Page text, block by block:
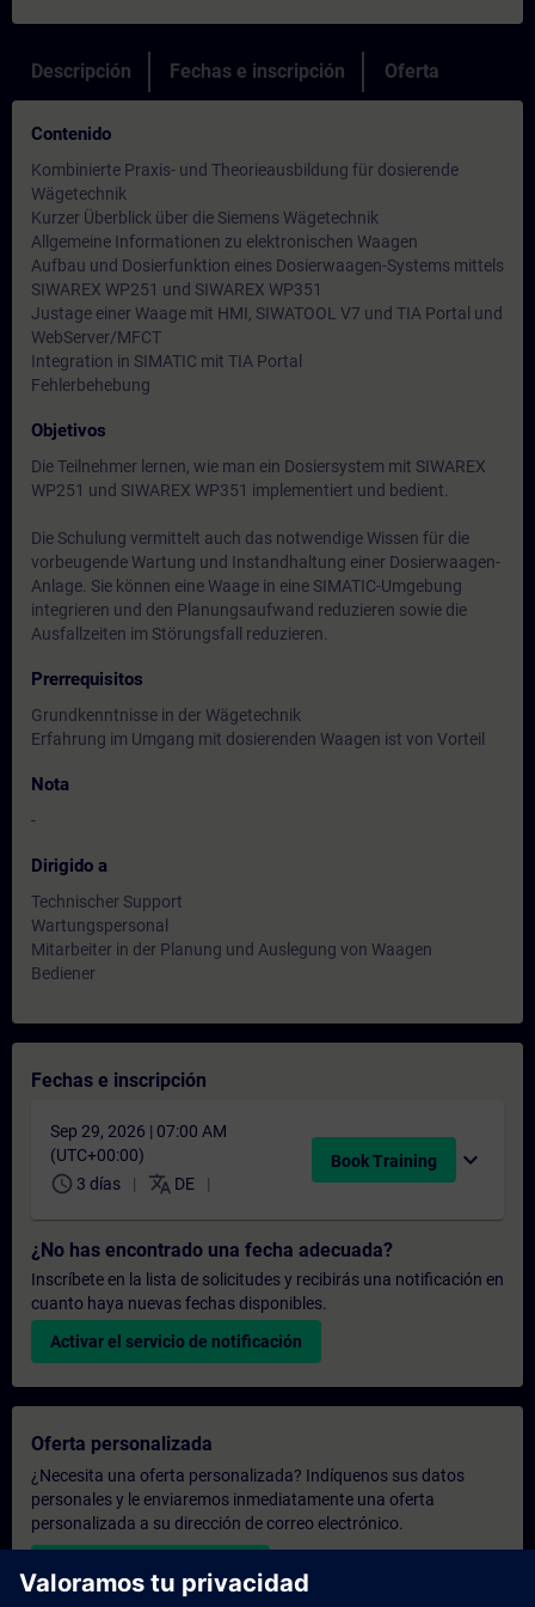
Descripción Fechas e inscripción Oferta
Contenido
Kombinierte Praxis- und Theorieausbildung für dosierende
Wägetechnik
Kurzer Überblick über die Siemens Wägetechnik
Allgemeine Informationen zu elektronischen Waagen
Aufbau und Dosierfunktion eines Dosierwaagen-Systems mittels
SIWAREX WP251 und SIWAREX WP351
Justage einer Waage mit HMI, SIWATOOL V7 und TIA Portal und
WebServer/MFCT
Integration in SIMATIC mit TIA Portal
Fehlerbehebung
Objetivos
Die Teilnehmer lernen, wie man ein Dosiersystem mit SIWAREX
WP251 und SIWAREX WP351 implementiert und bedient.
Die Schulung vermittelt auch das notwendige Wissen für die
vorbeugende Wartung und Instandhaltung einer Dosierwaagen-
Anlage. Sie können eine Waage in eine SIMATIC-Umgebung
integrieren und den Planungsaufwand reduzieren sowie die
Ausfallzeiten im Störungsfall reduzieren.
Prerrequisitos
Grundkenntnisse in der Wägetechnik
Erfahrung im Umgang mit dosierenden Waagen ist von Vorteil
Nota
-
Dirigido a
Technischer Support
Wartungspersonal
Mitarbeiter in der Planung und Auslegung von Waagen
Bediener
Fechas e inscripción
Sep 29, 2026 | 07:00 AM
(UTC+00:00)
schedule 3 días translate DE
Book Training expand_more
¿No has encontrado una fecha adecuada?
Inscríbete en la lista de solicitudes y recibirás una notificación en
cuanto haya nuevas fechas disponibles.
Activar el servicio de notificación
Oferta personalizada
¿Necesita una oferta personalizada? Indíquenos sus datos
personales y le enviaremos inmediatamente una oferta
personalizada a su dirección de correo electrónico.
Enviar una oferta personal